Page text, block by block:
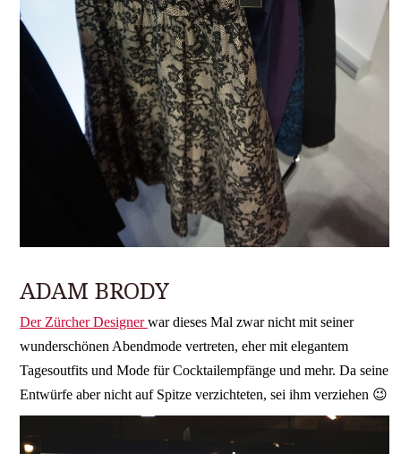
ADAM BRODY
Der Zürcher Designerwar dieses Mal zwar nicht mit seiner
wunderschönen Abendmode vertreten, eher mit elegantem
Tagesoutfits und Mode für Cocktailempfänge und mehr. Da seine
Entwürfe aber nicht auf Spitze verzichteten, sei ihm verziehen 😉